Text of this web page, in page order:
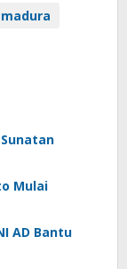
Mulai
AD Bantu